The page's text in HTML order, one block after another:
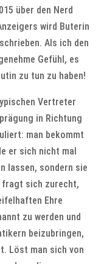
über den Nerd
wird Buterin
Als ich den
Gefühl, es
zu tun zu haben!
Vertreter
in Richtung
man bekommt
er sich nicht mal
lassen, sondern sie
fragt sich zurecht,
Ehre
zu werden und
beizubringen,
Löst man sich von